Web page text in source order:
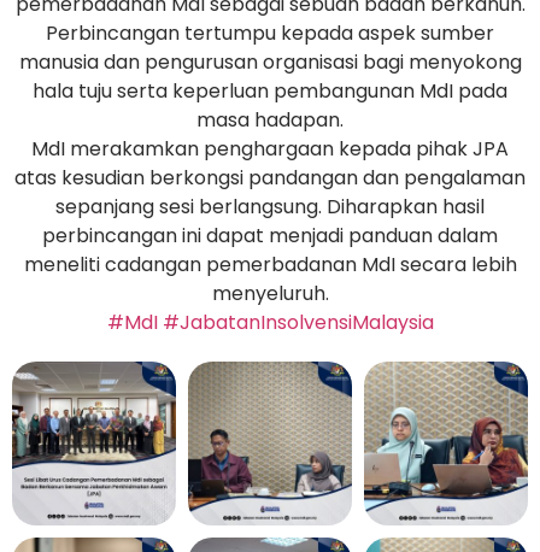
Perbincangan tertumpu kepada aspek sumber
manusia dan pengurusan organisasi bagi menyokong
hala tuju serta keperluan pembangunan MdI pada
masa hadapan.
MdI merakamkan penghargaan kepada pihak JPA
atas kesudian berkongsi pandangan dan pengalaman
sepanjang sesi berlangsung. Diharapkan hasil
perbincangan ini dapat menjadi panduan dalam
meneliti cadangan pemerbadanan MdI secara lebih
menyeluruh.
#MdI #JabatanInsolvensiMalaysia